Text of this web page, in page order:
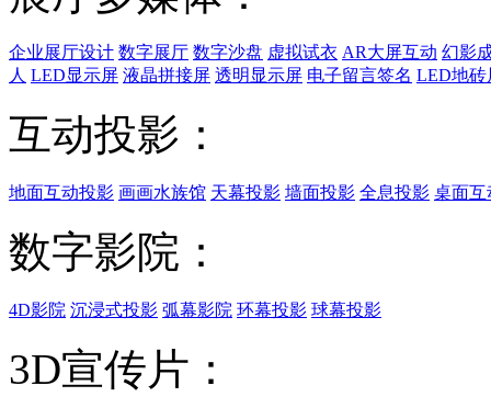
企业展厅设计 数字展厅 数字沙盘 虚拟试衣 AR大屏互动 幻影
人 LED显示屏 液晶拼接屏 透明显示屏 电子留言签名 LED地砖
互动投影：
地面互动投影 画画水族馆 天幕投影 墙面投影 全息投影 桌面互
数字影院：
4D影院 沉浸式投影 弧幕影院 环幕投影 球幕投影
3D宣传片：